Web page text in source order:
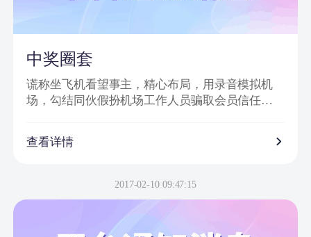
中奖圈套
谎称坐飞机看望事主，精心布局，用录音模拟机
场，勾结同伙假扮机场工作人员骗取会员信任，
诈骗特点：
信息或节目邀请嘉宾、网站会员为信件内容；
2、骗子以＂消息提示员XX＂、＂送礼员XX＂等
3、把中奖诈骗信息发到会员手机上，要求会员登
查看详情
2017-02-10 09:47:15